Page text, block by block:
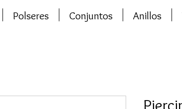
Polseres Conjuntos Anillos